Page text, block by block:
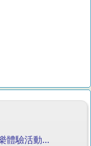
體驗活動...